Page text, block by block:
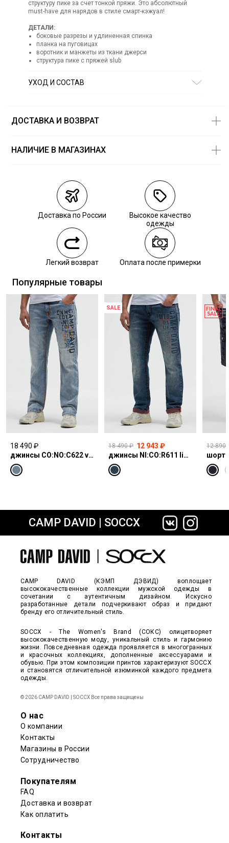
структуру пике за счет тонкой пряжи. Это абсолютный
must-have для нарядов в стиле смарт-кэжуал!
ДЕТАЛИ:
боковые разрезы и удлиненная спинка
планка на пуговицах
воротник и манжеты из ткани джерси
структура пике с пряжей slub
УХОД И СОСТАВ
ДОСТАВКА И ВОЗВРАТ
Курьерская доставка СДЭК
Самовывоз из пункта выдачи СДЭК
Самовывоз из наших магазинов
Курьерская доставка СДЭК
Самовывоз из пункта выдачи СДЭК
сайте СДЭК
НАЛИЧИЕ В МАГАЗИНАХ
Доставка по России
Высокое качество
одежды
Легкий возврат Оплата после примерки
Популярные товары
18 490 ₽
джинсы CO:NO:C622 vintage blue print
SALE
18 490 ₽ 12 943 ₽
джинсы NI:CO:R611 light vintage print jogg
12 890
CAMP DAVID | SOCCX
CAMP DAVID (КЭМП ДЭВИД) воплощает
высококачественные коллекции мужской одежды в
сочетании с аутентичным дизайном. Искусно
разработанные детали подчеркивают образ и придают
бренду его отличительный стиль.
SOCCX - The Women's Brand (СОКС) олицетворяет
высококачественную моду, уникальный стиль и гармонию
жизни. Повседневная одежда проявляется в многогранных
и красочных коллекциях, дополненные аксессуарами и
обувью. При этом композиции принтов характеризуют SOCCX
и становятся отличительной изюминкой каждого предмета
одежды.
© 2026 CAMP DAVID | SOCCX Все права защищены
О нас
О компании
Контакты
Магазины в России
Сотрудничество
Покупателям
FAQ
Доставка и возврат
Как оплатить
Контакты